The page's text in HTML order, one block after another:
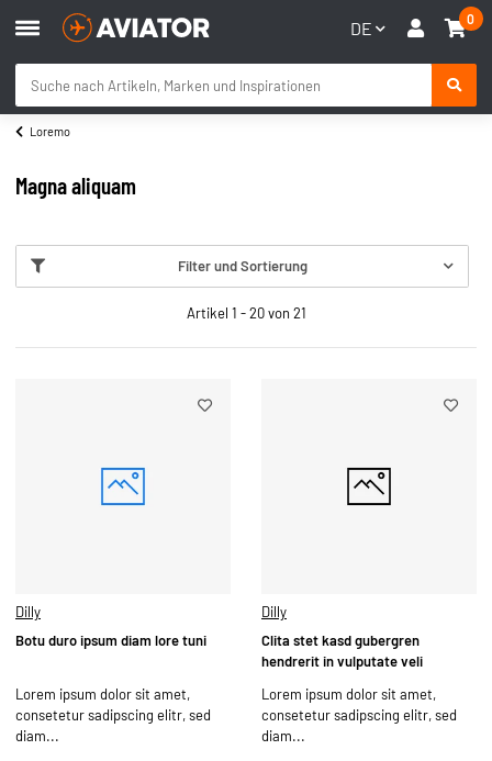
DE 0
Loremo
Magna aliquam
Filter und Sortierung
Artikel 1 - 20 von 21
Dilly
Botu duro ipsum diam lore tuni
Lorem ipsum dolor sit amet,
consetetur sadipscing elitr, sed
diam...
Dilly
Clita stet kasd gubergren
hendrerit in vulputate veli
Lorem ipsum dolor sit amet,
consetetur sadipscing elitr, sed
diam...